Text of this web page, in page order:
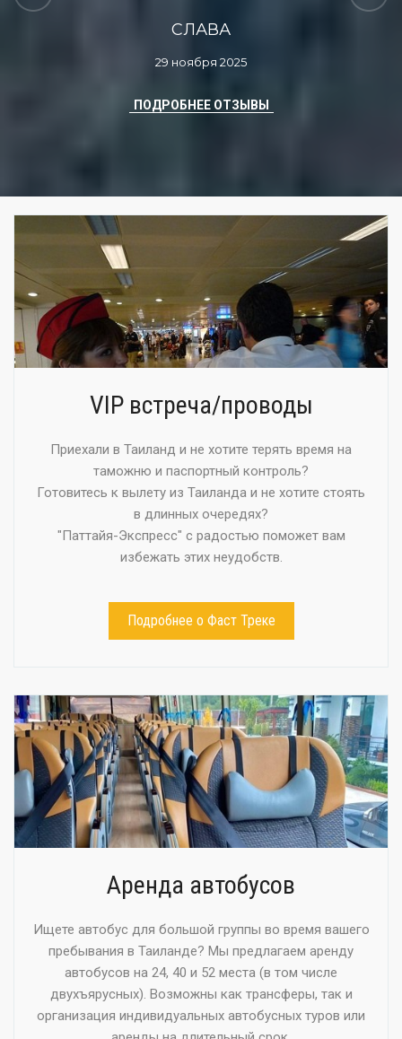
СЛАВА
29 ноября 2025
ПОДРОБНЕЕ ОТЗЫВЫ
VIP встреча/проводы
Приехали в Таиланд и не хотите терять время на
таможню и паспортный контроль?
Готовитесь к вылету из Таиланда и не хотите стоять
в длинных очередях?
"Паттайя-Экспресс" с радостью поможет вам
избежать этих неудобств.
Подробнее о Фаст Треке
Аренда автобусов
Ищете автобус для большой группы во время вашего
пребывания в Таиланде? Мы предлагаем аренду
автобусов на 24, 40 и 52 места (в том числе
двухъярусных). Возможны как трансферы, так и
организация индивидуальных автобусных туров или